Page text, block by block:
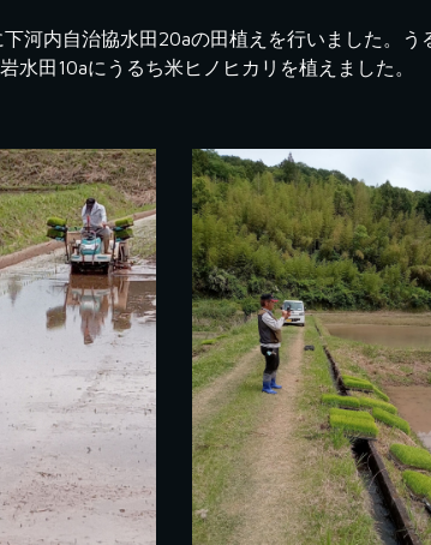
河内自治協水田20aの田植えを行いました。
水田10aにうるち米ヒノヒカリを植えました。